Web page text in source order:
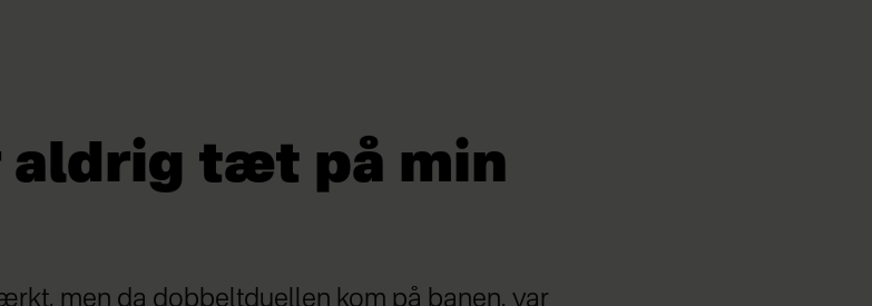
aldrig tæt på min
men da dobbeltduellen kom på banen, var